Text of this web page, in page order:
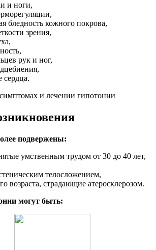
и ноги,
бледность кожного покрова,
зрения,
рук и ног,
сердца.
подвержены:
умственным трудом от 30 до 40 лет,
телосложением,
возраста, страдающие атеросклерозом.
могут быть: